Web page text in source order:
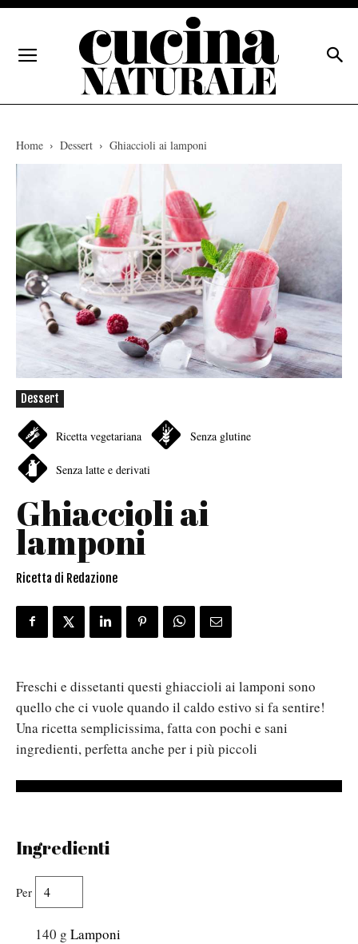
Home Dessert Ghiaccioli ai lamponi
Dessert
Ricetta vegetariana Senza glutine
Senza latte e derivati
Ghiaccioli ai
lamponi
Ricetta di Redazione
Freschi e dissetanti questi ghiaccioli ai lamponi sono
quello che ci vuole quando il caldo estivo si fa sentire!
Una ricetta semplicissima, fatta con pochi e sani
ingredienti, perfetta anche per i più piccoli
Ingredienti
Per
140 g Lamponi